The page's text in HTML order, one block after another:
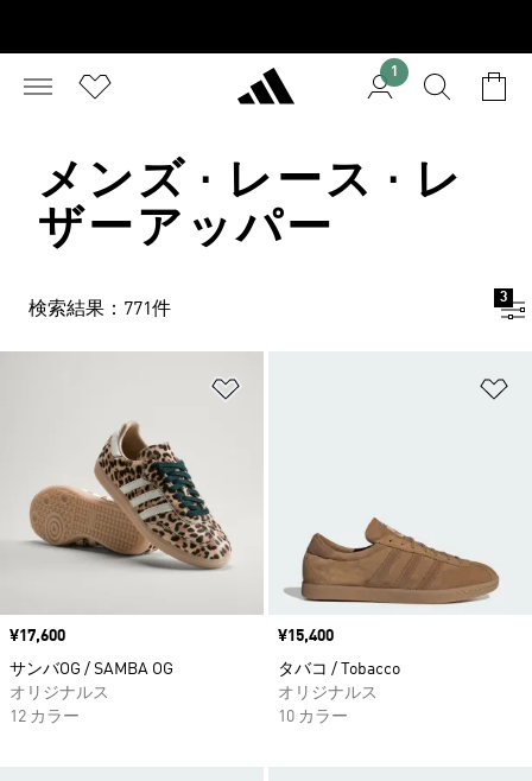
1
メンズ · レース · レ
ザーアッパー
検索結果：771件
3
価格
¥17,600
サンバOG / SAMBA OG
オリジナルス
12 カラー
価格
¥15,400
タバコ / Tobacco
オリジナルス
10 カラー